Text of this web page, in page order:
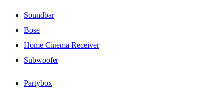
Soundbar
Bose
Home Cinema Receiver
Subwoofer
Partybox